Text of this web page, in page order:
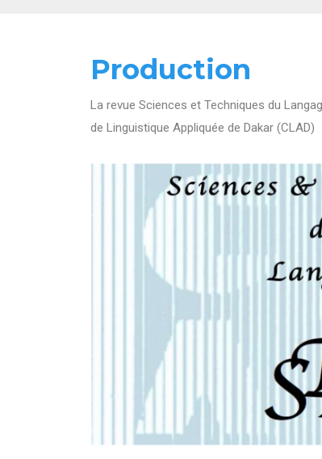
Production
La revue Sciences et Techniques du
de Linguistique Appliquée de Dakar (CLAD)